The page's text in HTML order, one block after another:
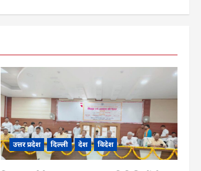
उत्तर प्रदेश दिल्ली देश विदेश